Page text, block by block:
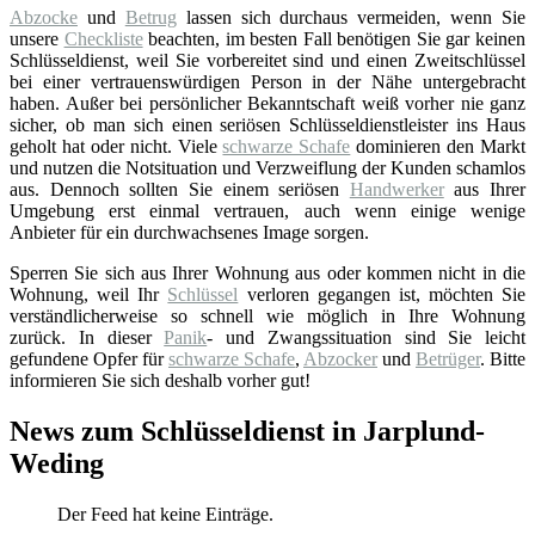
Abzocke und Betrug lassen sich durchaus vermeiden, wenn Sie
unsere Checklistebeachten, im besten Fall benötigen Sie gar keinen
Schlüsseldienst, weil Sie vorbereitet sind und einen Zweitschlüssel
bei einer vertrauenswürdigen Person in der Nähe untergebracht
haben. Außer bei persönlicher Bekanntschaft weiß vorher nie ganz
sicher, ob man sich einen seriösen Schlüsseldienstleister ins Haus
geholt hat oder nicht. Vieleschwarze Schafe dominieren den Markt
und nutzen die Notsituation und Verzweiflung der Kunden schamlos
aus. Dennoch sollten Sie einem seriösen Handwerkeraus Ihrer
Umgebung erst einmal vertrauen, auch wenn einige wenige
Anbieter für ein durchwachsenes Image sorgen.
Sperren Sie sich aus Ihrer Wohnung aus oder kommen nicht in die
Wohnung, weil Ihr Schlüssel verloren gegangen ist, möchten Sie
verständlicherweise so schnell wie möglich in Ihre Wohnung
zurück. In dieserPanik- und Zwangssituation sind Sie leicht
gefundene Opfer fürschwarze Schafe, Abzocker und Betrüger. Bitte
informieren Sie sich deshalb vorher gut!
News zum Schlüsseldienst in Jarplund-
Weding
Der Feed hat keine Einträge.